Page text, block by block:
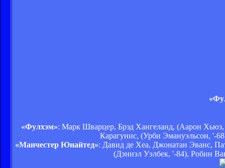
«Фулхэм»: Марк Шварцер, Брэд Хангеланд, (Аарон
Карагунис, (Урби Эмануэльсон, '-
«Манчестер Юнайтед»: Давид де Хеа, Джонатан Эванс,
(Дэниэл Уэлбек, '-84), Робин